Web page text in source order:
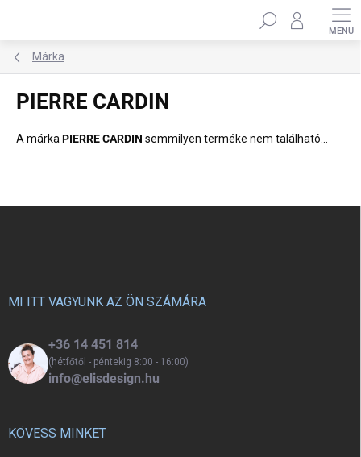
tartalomhoz
Keresés
Márka
PIERRE CARDIN
A márka PIERRE CARDIN semmilyen terméke nem található...
MI ITT VAGYUNK AZ ÖN SZÁMÁRA
+36 14 451 814
(hétfőtől - péntekig 8:00 - 16:00)
info@elisdesign.hu
KÖVESS MINKET